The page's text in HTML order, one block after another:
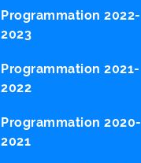
Programmation 2022-
2023
Programmation 2021-
2022
Programmation 2020-
2021